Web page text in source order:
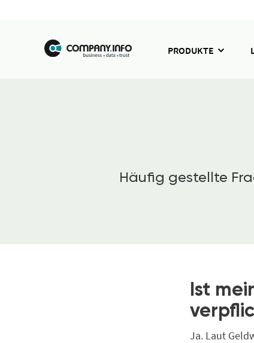
PRODUKTE
Häufig gestellte
Ist
Ja. Laut